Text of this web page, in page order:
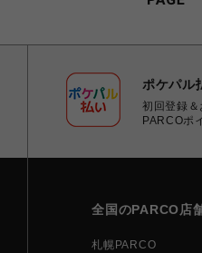
ポケパル
初回登録
PARCOポ
全国のPARCO店
札幌PARCO